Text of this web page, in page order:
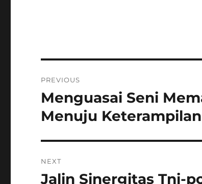
pos
PREVIOUS
Previous
post:
Menguasai Seni
Menuju
NEXT
Next
Jalin Sinergitas Tni-